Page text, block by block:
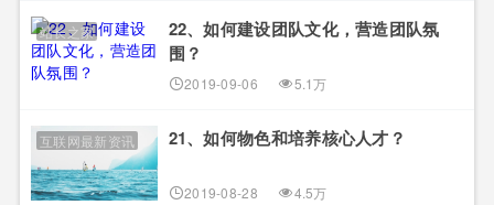
站长之家
22、如何建设团队文化，营造团队氛
围？
2019-09-06 5.1万
互联网最新资讯 21、如何物色和培养核心人才？
2019-08-28 4.5万